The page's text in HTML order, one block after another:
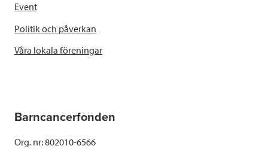
Event
Politik och påverkan
Våra lokala föreningar
Barncancerfonden
Org. nr: 802010-6566